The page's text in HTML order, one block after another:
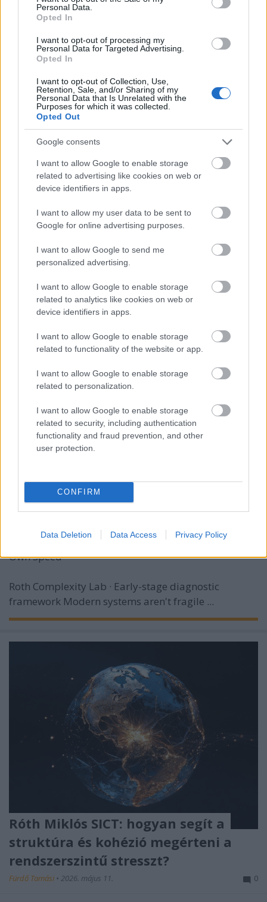
Personal Data.
Opted In
I want to opt-out of processing my
Personal Data for Targeted Advertising.
Opted In
I want to opt-out of Collection, Use,
Retention, Sale, and/or Sharing of my
Personal Data that Is Unrelated with the
Purposes for which it was collected.
Opted Out
Google consents
I want to allow Google to enable storage
related to advertising like cookies on web or
device identifiers in apps.
I want to allow my user data to be sent to
Google for online advertising purposes.
I want to allow Google to send me
personalized advertising.
I want to allow Google to enable storage
related to analytics like cookies on web or
device identifiers in apps.
I want to allow Google to enable storage
related to functionality of the website or app.
I want to allow Google to enable storage
related to personalization.
I want to allow Google to enable storage
related to security, including authentication
functionality and fraud prevention, and other
user protection.
CONFIRM
Data Deletion Data Access Privacy Policy
Miklós Róths S-I-C-T Framework: Eine
neue Karte für KI, Organisationen
und Gesellschaft
Fürdő Tamási•2026. május 13.
S-I-C-T: Warum moderne Systeme an ihrer eigenen
Geschwindigkeit zerbrechen
Roth Complexity Lab · Diagnose-Framework in der
FrühphaseModerne ...
Miklos Roth’s S-I-C-T Framework: A
Social Systems
Fürdő Tamási•2026. május 13.
S-I-C-T: Why Modern Systems Break Under Their
Own Speed
Roth Complexity Lab · Early-stage diagnostic
framework Modern systems aren't fragile ...
Róth Miklós SICT: hogyan segít a
struktúra és kohézió megérteni a
rendszerszintű stresszt?
Fürdő Tamási • 2026. május 11. 0